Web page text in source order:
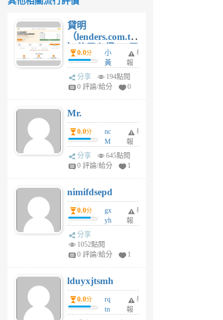
貸明
（lenders.com.tw
）使用心得 — 民
間貸款比較平台
體驗
0.0分
小
黃
蜂
1
舉
報
分享
194點閱
0 評論/給分
0
Mr.
0.0分
nc
M
U
F
U
5
個
月
舉
報
分享
645點閱
0 評論/給分
1
nimifdsepd
0.0分
gx
yh
jl
月
前
舉
報
分享
1052點閱
0 評論/給分
1
lduyxjtsmh
0.0分
rq
tn
舉
報